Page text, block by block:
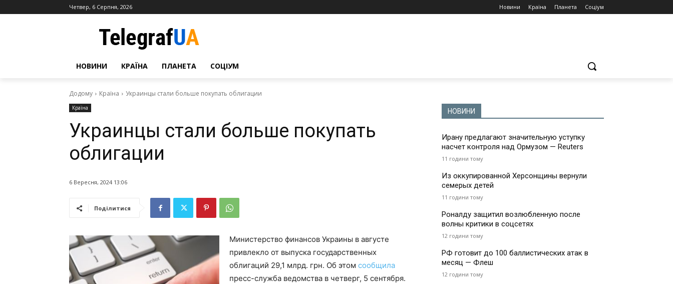
Четвер, 6 Серпня, 2026 Новини Країна Планета Соціум
НОВИНИ КРАЇНА ПЛАНЕТА СОЦІУМ
Додому Країна Украинцы стали больше покупать облигации
Країна
Украинцы стали больше покупать
облигации
6 Вересня, 2024 13:06
Поділитися
Министерство финансов Украины в августе
привлекло от выпуска государственных
облигаций 29,1 млрд. грн. Об этом сообщила
пресс-служба ведомства в четверг, 5 сентября.
НОВИНИ
Ирану предлагают значительную уступку
насчет контроля над Ормузом — Reuters
11 години тому
Из оккупированной Херсонщины вернули
семерых детей
11 години тому
Роналду защитил возлюбленную после
волны критики в соцсетях
12 години тому
РФ готовит до 100 баллистических атак в
месяц — Флеш
12 години тому